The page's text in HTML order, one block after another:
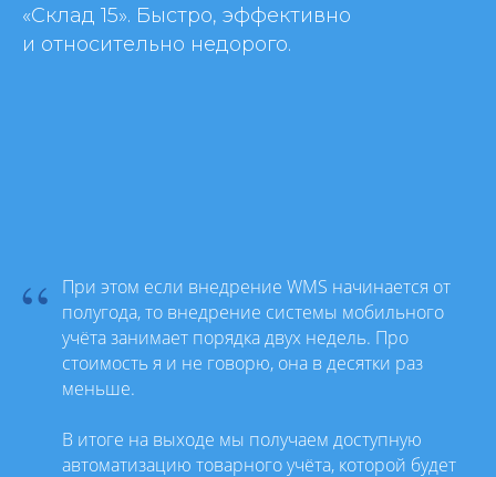
«Склад 15». Быстро, эффективно
и относительно недорого.
“
При этом если внедрение WMS начинается от
полугода, то внедрение системы мобильного
учёта занимает порядка двух недель. Про
стоимость я и не говорю, она в десятки раз
меньше.
В итоге на выходе мы получаем доступную
автоматизацию товарного учёта, которой будет